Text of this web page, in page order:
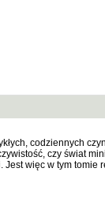
codziennych
czy świat
więc w tym tomie